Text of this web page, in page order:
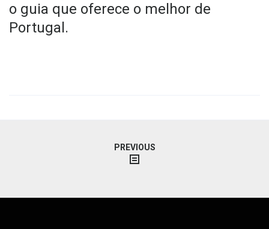
o guia que oferece o melhor de
Portugal.
artigos
PREVIOUS